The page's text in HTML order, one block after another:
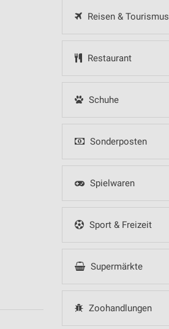
Reisen & Tourismus
Restaurant
Schuhe
Sonderposten
Spielwaren
Sport & Freizeit
Supermärkte
Zoohandlungen